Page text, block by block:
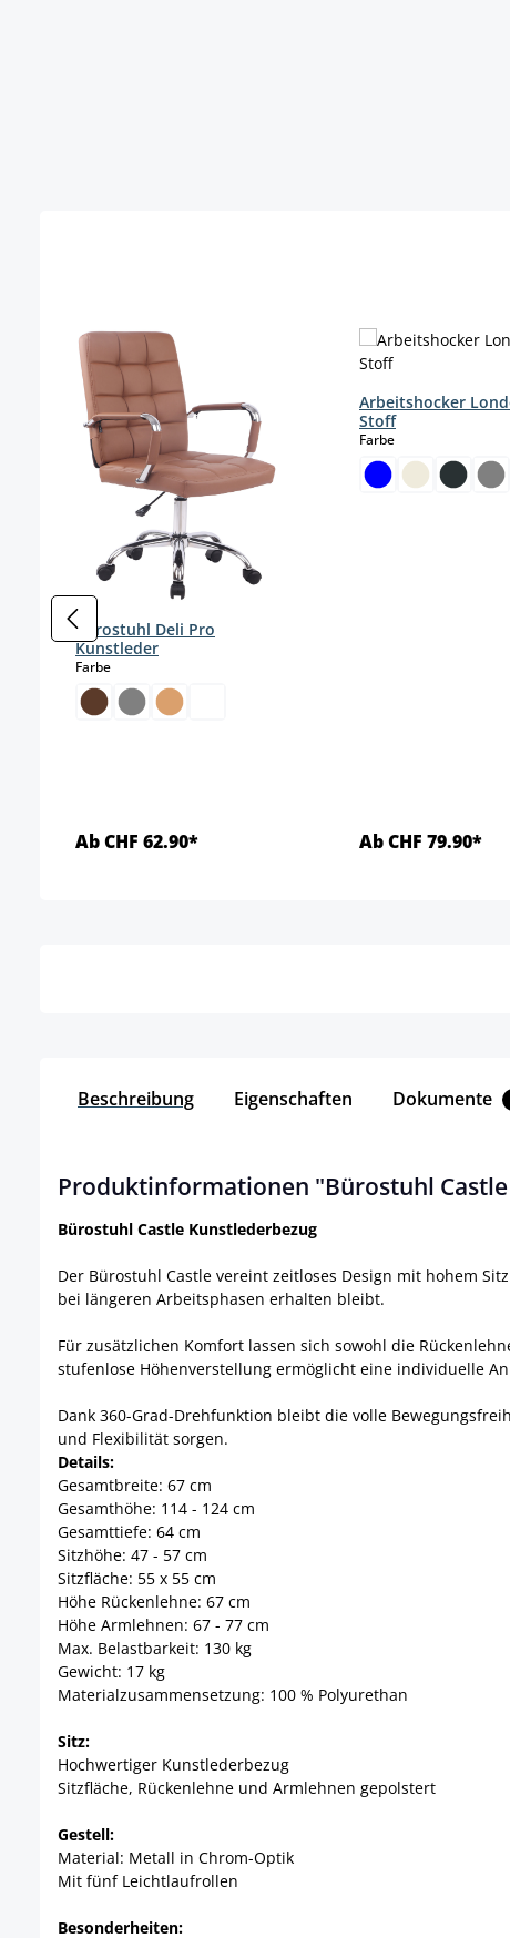
Bürostuhl Deli Pro
Kunstleder
Farbeauswählen
Ab CHF 62.90*
Arbeitshocker
Stoff
Farbeauswählen
Ab CHF 79.90*
Beschreibung Eigenschaften Dokumente
Produktinformationen "Bürostuhl
Bürostuhl Castle Kunstlederbezug
Der Bürostuhl Castle vereint zeitloses Design mit hohem
bei längeren Arbeitsphasen erhalten bleibt.
Für zusätzlichen Komfort lassen sich sowohl die
stufenlose Höhenverstellung ermöglicht eine individuelle
Dank 360-Grad-Drehfunktion bleibt die volle
und Flexibilität sorgen.
Details:
Gesamtbreite: 67 cm
Gesamthöhe: 114 - 124 cm
Gesamttiefe: 64 cm
Sitzhöhe: 47 - 57 cm
Sitzfläche: 55 x 55 cm
Höhe Rückenlehne: 67 cm
Höhe Armlehnen: 67 - 77 cm
Max. Belastbarkeit: 130 kg
Gewicht: 17 kg
Materialzusammensetzung: 100 % Polyurethan
Sitz:
Hochwertiger Kunstlederbezug
Sitzfläche, Rückenlehne und Armlehnen gepolstert
Gestell:
Material: Metall in Chrom-Optik
Mit fünf Leichtlaufrollen
Besonderheiten: